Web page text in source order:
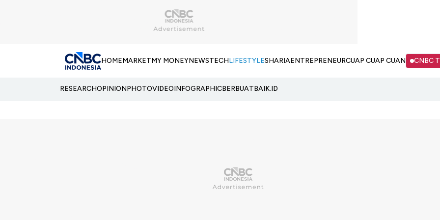
HOMEMARKETMY MONEYNEWSTECHLIFESTYLESHARIAENTREPRENEURCUAP CUAP CUAN CNBC
RESEARCHOPINIONPHOTOVIDEOINFOGRAPHICBERBUATBAIK.ID